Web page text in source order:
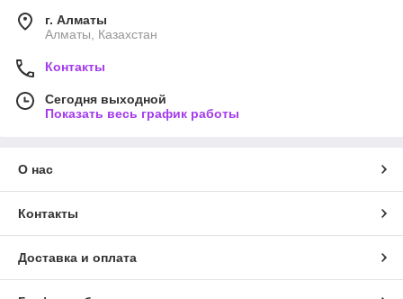
г. Алматы
Алматы, Казахстан
Контакты
Сегодня выходной
Показать весь график работы
О нас
Контакты
Доставка и оплата